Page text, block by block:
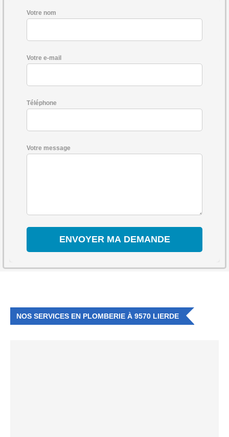
Votre nom
Votre e-mail
Téléphone
Votre message
NOS SERVICES EN PLOMBERIE À 9570 LIERDE